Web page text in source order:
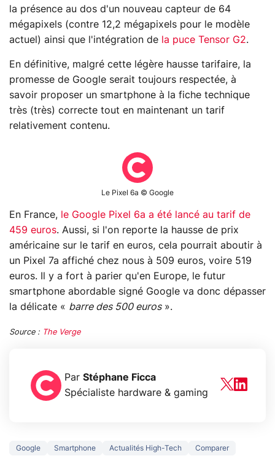
la présence au dos d'un nouveau capteur de 64
mégapixels (contre 12,2 mégapixels pour le modèle
actuel) ainsi que l'intégration de la puce Tensor G2.
En définitive, malgré cette légère hausse tarifaire, la
promesse de Google serait toujours respectée, à
savoir proposer un smartphone à la fiche technique
très (très) correcte tout en maintenant un tarif
relativement contenu.
Le Pixel 6a © Google
En France, le Google Pixel 6a a été lancé au tarif de
459 euros. Aussi, si l'on reporte la hausse de prix
américaine sur le tarif en euros, cela pourrait aboutir à
un Pixel 7a affiché chez nous à 509 euros, voire 519
euros. Il y a fort à parier qu'en Europe, le futur
smartphone abordable signé Google va donc dépasser
la délicate « barre des 500 euros».
Source : The Verge
Par Stéphane Ficca
Spécialiste hardware & gaming
Google Smartphone Actualités High-Tech Comparer
3 écrans en 1 pour 5